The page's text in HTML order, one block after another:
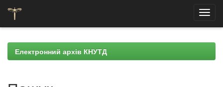
navigationЕлектронний архів КНУТД